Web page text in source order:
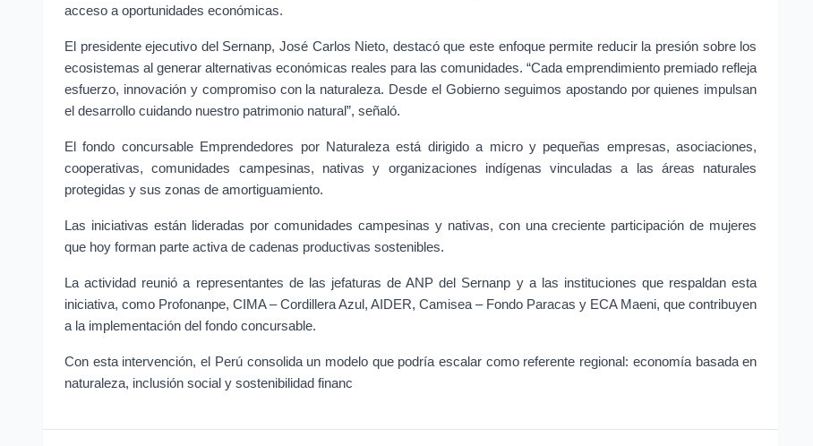
acceso a oportunidades económicas.
El presidente ejecutivo del Sernanp, José Carlos Nieto, destacó que este enfoque permite reducir la presión sobre los
ecosistemas al generar alternativas económicas reales para las comunidades. “Cada emprendimiento premiado refleja
esfuerzo, innovación y compromiso con la naturaleza. Desde el Gobierno seguimos apostando por quienes impulsan
el desarrollo cuidando nuestro patrimonio natural”, señaló.
El fondo concursable Emprendedores por Naturaleza está dirigido a micro y pequeñas empresas, asociaciones,
cooperativas, comunidades campesinas, nativas y organizaciones indígenas vinculadas a las áreas naturales
protegidas y sus zonas de amortiguamiento.
Las iniciativas están lideradas por comunidades campesinas y nativas, con una creciente participación de mujeres
que hoy forman parte activa de cadenas productivas sostenibles.
La actividad reunió a representantes de las jefaturas de ANP del Sernanp y a las instituciones que respaldan esta
iniciativa, como Profonanpe, CIMA – Cordillera Azul, AIDER, Camisea – Fondo Paracas y ECA Maeni, que contribuyen
a la implementación del fondo concursable.
Con esta intervención, el Perú consolida un modelo que podría escalar como referente regional: economía basada en
naturaleza, inclusión social y sostenibilidad financ